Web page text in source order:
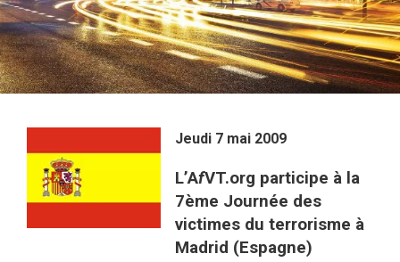
Jeudi 7 mai 2009
L’AfVT.org participe à la
7ème Journée des
victimes du terrorisme à
Madrid (Espagne)